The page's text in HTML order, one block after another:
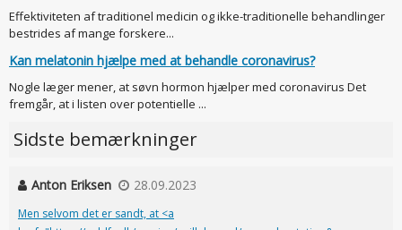
Effektiviteten af traditionel medicin og ikke-traditionelle behandlinger
bestrides af mange forskere...
Kan melatonin hjælpe med at behandle coronavirus?
Nogle læger mener, at søvn hormon hjælper med coronavirus Det
fremgår, at i listen over potentielle ...
Sidste bemærkninger
Anton Eriksen 28.09.2023
Men selvom det er sandt, at <a